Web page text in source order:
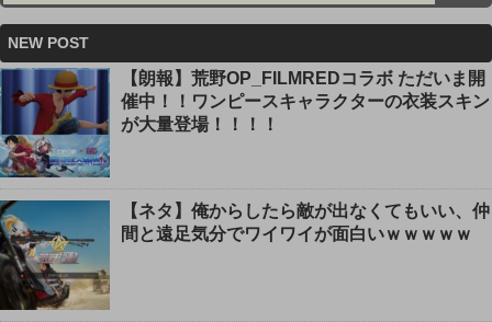
NEW POST
【朗報】荒野OP_FILMREDコラボ ただいま開
催中！！ワンピースキャラクターの衣装スキン
が大量登場！！！！
【ネタ】俺からしたら敵が出なくてもいい、仲
間と遠足気分でワイワイが面白いｗｗｗｗｗ